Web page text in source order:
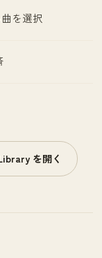
を選択
を開く